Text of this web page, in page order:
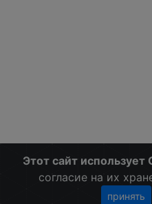
Этот сайт использует
согласие на их
принять